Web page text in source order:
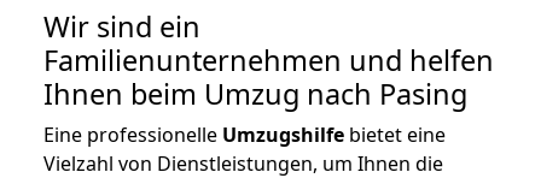
Wir sind ein
Familienunternehmen und helfen
Ihnen beim Umzug nach Pasing
Eine professionelle Umzugshilfe bietet eine
Vielzahl von Dienstleistungen, um Ihnen die